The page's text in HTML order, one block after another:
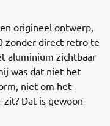
origineel ontwerp,
zonder direct retro te
aluminium zichtbaar
was dat niet het
niet om het
Dat is gewoon